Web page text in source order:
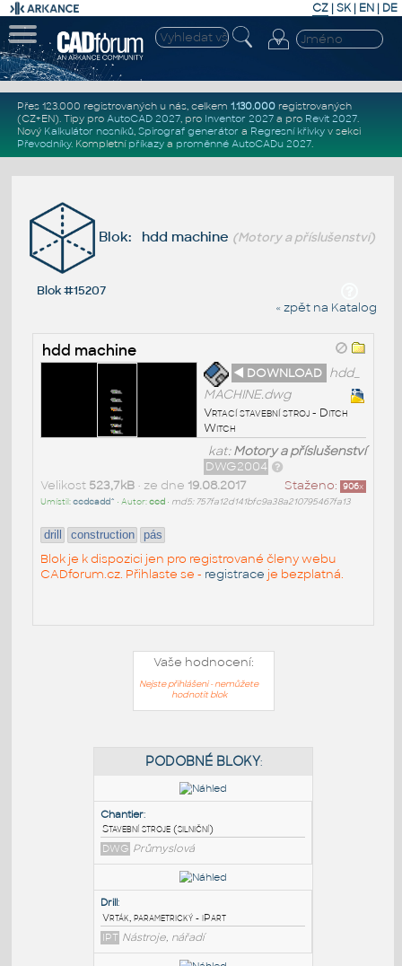
CZ | SK| EN | DE
Přes 123.000 registrovaných u nás, celkem 1.130.000registrovaných
(CZ+EN). Tipy pro AutoCAD 2027, pro Inventor 2027a pro Revit 2027.
Nový Kalkulátor nosníků, Spirograf generátor a Regresní křivkyv sekci
Převodníky. Kompletní příkazya proměnné AutoCADu 2027.
Blok: hdd machine (Motory a příslušenství)
Blok #15207
« zpět na Katalog
hdd machine
◄ DOWNLOAD hdd_
MACHINE.dwg
Vrtací stavební stroj - Ditch
Witch
kat:Motory a příslušenství
DWG2004
Staženo: 906x
Velikost 523,7kB• ze dne 19.08.2017
Umístil:ccdcadd^ • Autor:ccd• md5: 757fa12d141bfc9a38a210795467fa13
drill construction pás
Blok je k dispozici jen pro registrované členy webu
CADforum.cz. Přihlaste se - registrace je bezplatná.
Vaše hodnocení:
Nejste přihlášeni - nemůžete
hodnotit blok
PODOBNÉ BLOKY
Chantier: